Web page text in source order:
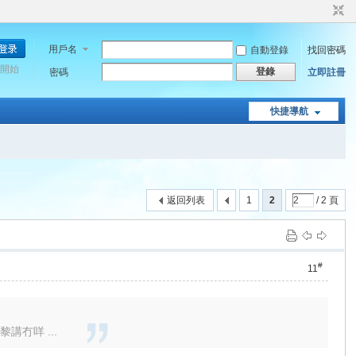
用戶名 自動登錄
找回密碼
密碼
登錄 立即註冊
始
快捷導航
1 2 / 2 頁
返回列表
11#
講冇咩 ...